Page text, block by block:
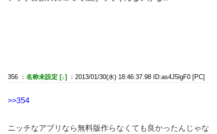
356 ： 名称未設定 [↓] ：2013/01/30(水) 18:46:37.98 ID:as4J5lgF0 [PC]
>>354
ニッチなアプリなら無料版作らなくても良かったんじゃな